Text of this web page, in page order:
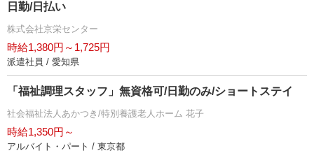
日勤/日払い
株式会社京栄センター
時給1,380円～1,725円
派遣社員 / 愛知県
「福祉調理スタッフ」無資格可/日勤のみ/ショートステイ
社会福祉法人あかつき/特別養護老人ホーム 花子
時給1,350円～
アルバイト・パート / 東京都